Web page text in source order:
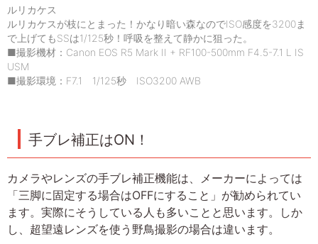
ルリカケス
ルリカケスが枝にとまった！かなり暗い森なのでISO感度を3200ま
で上げてもSSは1/125秒！呼吸を整えて静かに狙った。
■撮影機材：Canon EOS R5 Mark II + RF100-500mm F4.5-7.1 L IS
USM
■撮影環境：F7.1 1/125秒 ISO3200 AWB
手ブレ補正はON！
カメラやレンズの手ブレ補正機能は、メーカーによっては
「三脚に固定する場合はOFFにすること」が勧められてい
ます。実際にそうしている人も多いことと思います。しか
し、超望遠レンズを使う野鳥撮影の場合は違います。